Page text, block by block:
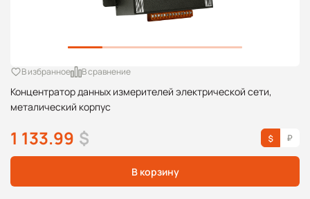
Концентратор данных измерителей электрической сети,
металический корпус
В избранное В сравнение
1 133.99 $
В корзину